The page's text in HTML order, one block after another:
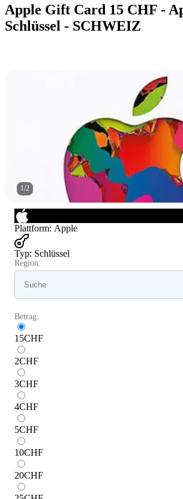
Apple Gift Card 15 CHF -
Schlüssel - SCHWEIZ
1/2
Plattform: Apple
Typ: Schlüssel
Region:
Betrag:
15CHF
2CHF
3CHF
4CHF
5CHF
10CHF
20CHF